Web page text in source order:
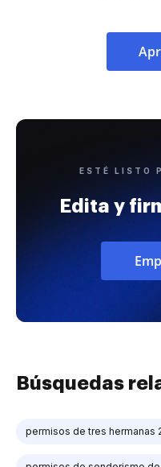
ESTÉ LISTO
Edita y
Búsquedas
permisos de tres hermanas